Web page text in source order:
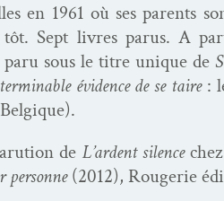
en 1961 où ses par­ents
Sept livres parus. A
sous le titre unique de
évi­dence de se taire :
de L’ardent silence
(2012), Rougerie